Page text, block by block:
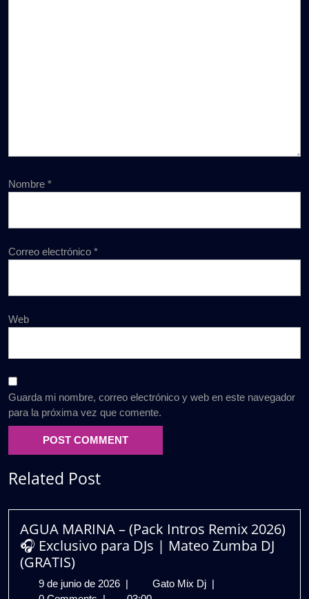
Nombre *
Correo electrónico *
Web
Guarda mi nombre, correo electrónico y web en este navegador
para la próxima vez que comente.
Related Post
AGUA MARINA – (Pack Intros Remix 2026)
🎧 Exclusivo para DJs | Mateo Zumba DJ
(GRATIS)
9 de junio de 2026 9
Gato Mix Dj AGUA